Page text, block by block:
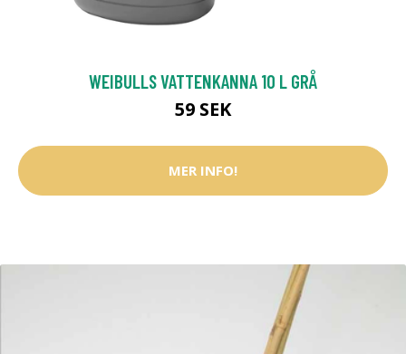
WEIBULLS VATTENKANNA 10 L GRÅ
59 SEK
MER INFO!